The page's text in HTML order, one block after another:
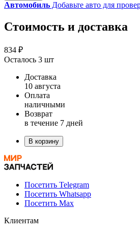
Автомобиль Добавьте авто для
Стоимость и доставка
834 ₽
Осталось 3 шт
Доставка
10 августа
Оплата
наличными
Возврат
в течение 7 дней
В корзину
Посетить Telegram
Посетить Whatsapp
Посетить Max
Клиентам